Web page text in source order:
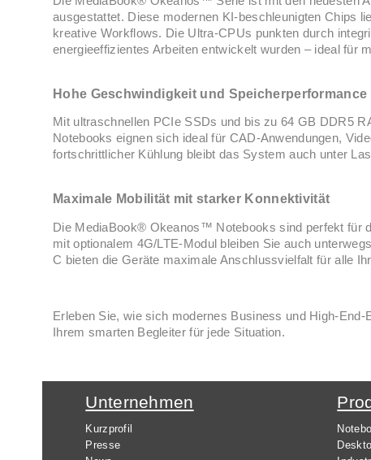
ausgestattet. Diese modernen KI-beschleunigten Chips
kreative Workflows. Die Ultra-CPUs punkten durch
energieeffizientes Arbeiten entwickelt wurden – ideal für
Hohe Geschwindigkeit und Speicherperformance
Mit ultraschnellen PCIe SSDs und bis zu 64 GB DDR5
Notebooks eignen sich ideal für CAD-Anwendungen,
fortschrittlicher Kühlung bleibt das System auch unter
Maximale Mobilität mit starker Konnektivität
Die MediaBook® Okeanos™ Notebooks sind perfekt für
mit optionalem 4G/LTE-Modul bleiben Sie auch
C bieten die Geräte maximale Anschlussvielfalt für alle
Erleben Sie, wie sich modernes Business und High-
Ihrem smarten Begleiter für jede Situation.
Unternehmen
Kurzprofil
Presse